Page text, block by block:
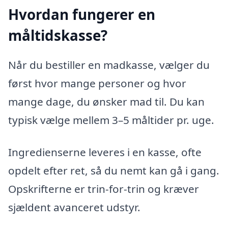
Hvordan fungerer en
måltidskasse?
Når du bestiller en madkasse, vælger du
først hvor mange personer og hvor
mange dage, du ønsker mad til. Du kan
typisk vælge mellem 3–5 måltider pr. uge.
Ingredienserne leveres i en kasse, ofte
opdelt efter ret, så du nemt kan gå i gang.
Opskrifterne er trin-for-trin og kræver
sjældent avanceret udstyr.